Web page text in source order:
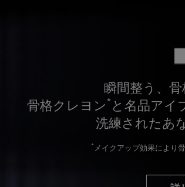
瞬間整う、骨
骨格クレヨン* と名品アイ
洗練されたあ
* メイクアップ効果により